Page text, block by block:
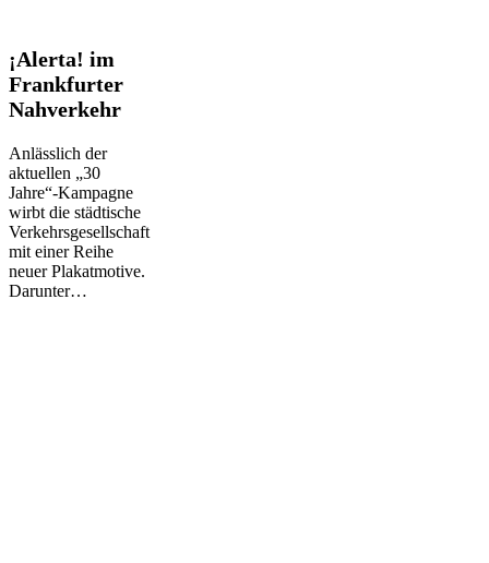
¡Alerta!
im
Frankfurter
Nahverkehr
¡Alerta! im
Frankfurter
Nahverkehr
Anlässlich der
aktuellen „30
Jahre“-Kampagne
wirbt die städtische
Verkehrsgesellschaft
mit einer Reihe
neuer Plakatmotive.
Darunter…